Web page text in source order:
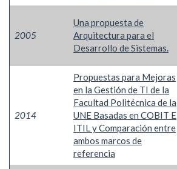
2005
Una propuesta de
Arquitectura para el
Desarrollo de Sistemas.
2014
Propuestas para Mejoras
en la Gestión de TI de la
Facultad Politécnica de la
UNE Basadas en COBIT E
ITIL y Comparación entre
ambos marcos de
referencia